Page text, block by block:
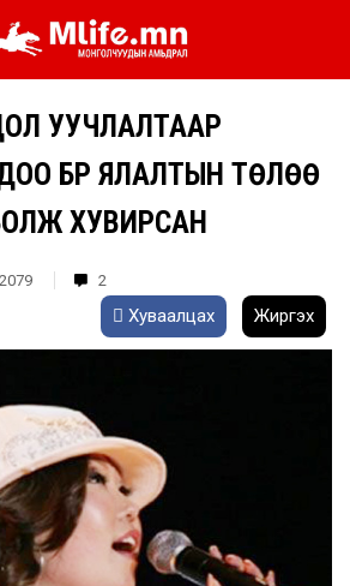
УУЧЛАЛТААР
БҮР ЯЛАЛТЫН ТӨЛӨӨ
ХУВИРСАН
2079 2
Хуваалцах Жиргэх